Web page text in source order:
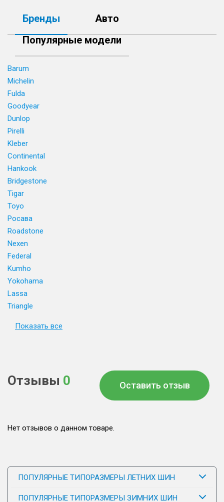
Бренды
Авто
Популярные модели
Barum
Michelin
Fulda
Goodyear
Dunlop
Pirelli
Kleber
Continental
Hankook
Bridgestone
Tigar
Toyo
Росава
Roadstone
Nexen
Federal
Kumho
Yokohama
Lassa
Triangle
Показать все
Отзывы 0 Оставить отзыв
Нет отзывов о данном товаре.
ПОПУЛЯРНЫЕ ТИПОРАЗМЕРЫ ЛЕТНИХ ШИН
ПОПУЛЯРНЫЕ ТИПОРАЗМЕРЫ ЗИМНИХ ШИН